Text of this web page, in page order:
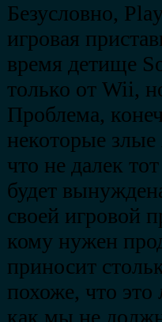
Безусловно,
игровая
время детище
только от Wii,
Проблема,
некоторые
что не далек
будет
своей игровой
кому нужен
приносит
похоже, что